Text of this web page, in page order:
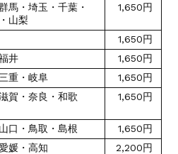
馬・埼玉・千葉・
山梨
1,650円
1,650円
井
1,650円
重・岐阜
1,650円
賀・奈良・和歌
1,650円
口・鳥取・島根
1,650円
媛・高知
2,200円